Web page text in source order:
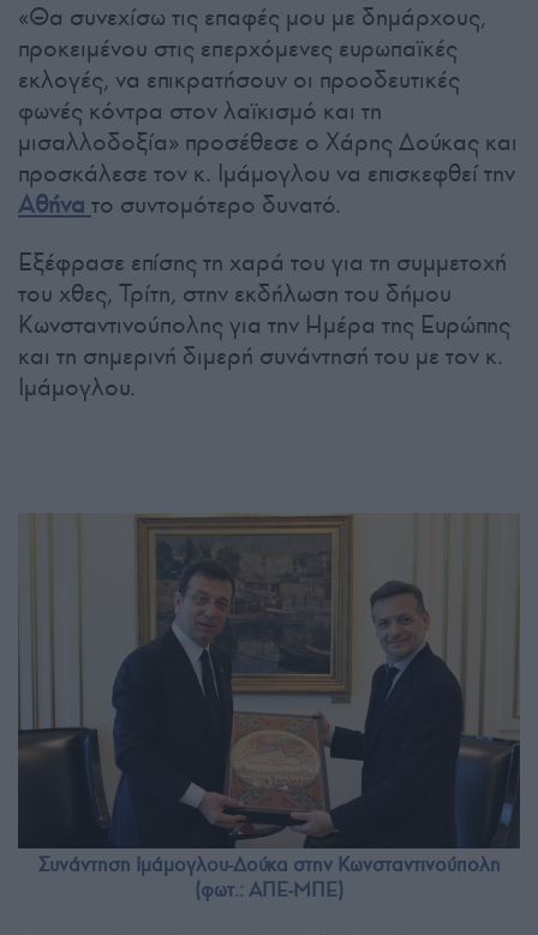
«Θα συνεχίσω τις επαφές μου με δημάρχους,
προκειμένου στις επερχόμενες ευρωπαϊκές
εκλογές, να επικρατήσουν οι προοδευτικές
φωνές κόντρα στον λαϊκισμό και τη
μισαλλοδοξία» προσέθεσε ο Χάρης Δούκας και
προσκάλεσε τον κ. Ιμάμογλου να επισκεφθεί την
Αθήνα το συντομότερο δυνατό.
Εξέφρασε επίσης τη χαρά του για τη συμμετοχή
του χθες, Τρίτη, στην εκδήλωση του δήμου
Κωνσταντινούπολης για την Ημέρα της Ευρώπης
και τη σημερινή διμερή συνάντησή του με τον κ.
Ιμάμογλου.
Συνάντηση Ιμάμογλου-Δούκα στην Κωνσταντινούπολη
(φωτ.: ΑΠΕ-ΜΠΕ)